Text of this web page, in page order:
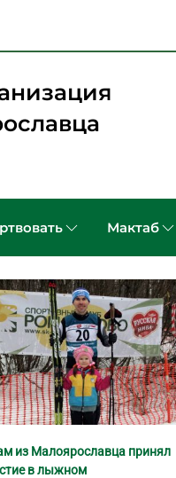
Мактаб
из Малоярославца принял
в лыжном